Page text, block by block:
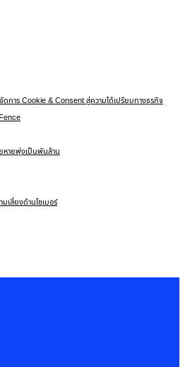
การ Cookie & Consent สู่ความได้เปรียบทางธุรกิจ
หายพุ่งเป็นพันล้าน
เสี่ยงด้านไซเบอร์